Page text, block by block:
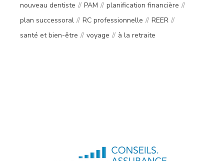
nouveau dentiste
PAM
planification financière
plan successoral
RC professionnelle
REER
santé et bien-être
voyage à la retraite